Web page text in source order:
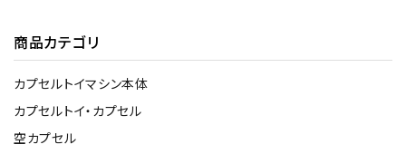
商品カテゴリ
カプセルトイマシン本体
カプセルトイ・カプセル
空カプセル